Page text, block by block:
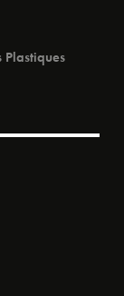
Plastiques